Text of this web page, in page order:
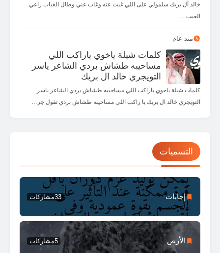
خالد آل بريك سلمولي على اللي غبت عنه وغاب عني وطال الغياب راعي
الغيب…
منذ عام
كلمات شيلة ياخوي ياراكب اللي
مساحيبه طشاش بردي الشاعر ياسر
التويجري خالد ال بريك
كلمات شيلة ياخوي ياراكب اللي مساحيبه طشاش بردي الشاعر ياسر
التويجري خالد ال بريك يا راكب اللي مساحيبه طشاش بردي تقول جر…
التسميات
إجابات 33مشاركات
الأرض 5مشاركات